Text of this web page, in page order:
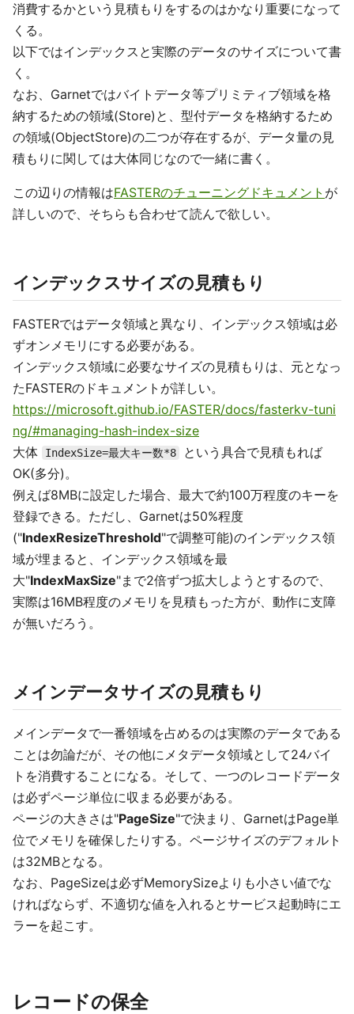
消費するかという見積もりをするのはかなり重要になって
くる。
以下ではインデックスと実際のデータのサイズについて書
く。
なお、Garnetではバイトデータ等プリミティブ領域を格
納するための領域(Store)と、型付データを格納するため
の領域(ObjectStore)の二つが存在するが、データ量の見
積もりに関しては大体同じなので一緒に書く。
この辺りの情報はFASTERのチューニングドキュメント が
詳しいので、そちらも合わせて読んで欲しい。
インデックスサイズの見積もり
FASTERではデータ領域と異なり、インデックス領域は必
ずオンメモリにする必要がある。
インデックス領域に必要なサイズの見積もりは、元となっ
たFASTERのドキュメントが詳しい。
https://microsoft.github.io/FASTER/docs/fasterkv-tuni
ng/#managing-hash-index-size
大体
IndexSize=最大キー数*8
という具合で見積もれば
OK(多分)。
例えば8MBに設定した場合、最大で約100万程度のキーを
登録できる。ただし、Garnetは50%程度
("IndexResizeThreshold"で調整可能)のインデックス領
域が埋まると、インデックス領域を最
大"IndexMaxSize"まで2倍ずつ拡大しようとするので、
実際は16MB程度のメモリを見積もった方が、動作に支障
が無いだろう。
メインデータサイズの見積もり
メインデータで一番領域を占めるのは実際のデータである
ことは勿論だが、その他にメタデータ領域として24バイ
トを消費することになる。そして、一つのレコードデータ
は必ずページ単位に収まる必要がある。
ページの大きさは"PageSize"で決まり、GarnetはPage単
位でメモリを確保したりする。ページサイズのデフォルト
は32MBとなる。
なお、PageSizeは必ずMemorySizeよりも小さい値でな
ければならず、不適切な値を入れるとサービス起動時にエ
ラーを起こす。
レコードの保全